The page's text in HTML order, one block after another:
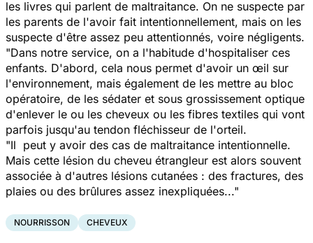
les livres qui parlent de maltraitance. On ne suspecte par
les parents de l'avoir fait intentionnellement, mais on les
suspecte d'être assez peu attentionnés, voire négligents.
"Dans notre service, on a l'habitude d'hospitaliser ces
enfants. D'abord, cela nous permet d'avoir un œil sur
l'environnement, mais également de les mettre au bloc
opératoire, de les sédater et sous grossissement optique
d'enlever le ou les cheveux ou les fibres textiles qui vont
parfois jusqu'au tendon fléchisseur de l'orteil.
"Il peut y avoir des cas de maltraitance intentionnelle.
Mais cette lésion du cheveu étrangleur est alors souvent
associée à d'autres lésions cutanées : des fractures, des
plaies ou des brûlures assez inexpliquées..."
NOURRISSON CHEVEUX